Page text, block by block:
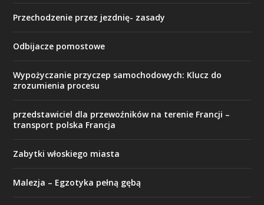
Przechodzenie przez jezdnię- zasady
Odbijacze pomostowe
Wypożyczanie przyczep samochodowych: Klucz do
zrozumienia procesu
przedstawiciel dla przewoźników na terenie Francji –
transport polska Francja
Zabytki włoskiego miasta
Malezja – Egzotyka pełną gębą